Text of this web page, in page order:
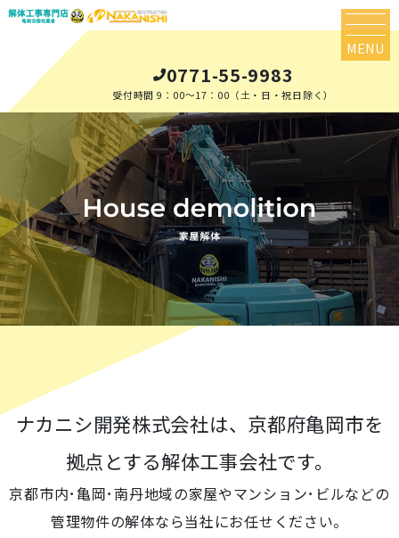
0771-55-9983
受付時間 9：00～17：00（土・日・祝日除く）
MENU
ナカニシ開発株式会社は、京都府亀岡市を
拠点とする解体工事会社です。
京都市内･亀岡･南丹地域の家屋やマンション･ビルなどの
管理物件の解体なら当社にお任せください。